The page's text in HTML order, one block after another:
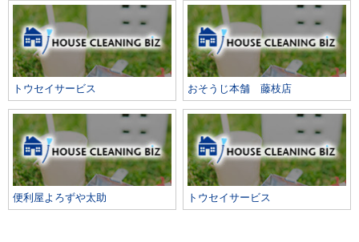
トウセイサービス おそうじ本舗 藤枝店
便利屋よろずや太助 トウセイサービス